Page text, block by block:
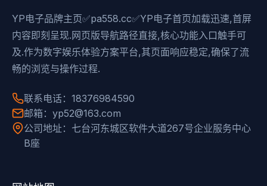
YP电子品牌主页✅pa558.cc✅YP电子首页加载迅速,首屏
内容即刻呈现.网页版导航路径直接,核心功能入口触手可
及.作为数字娱乐体验方案平台,其页面响应稳定,确保了流
畅的浏览与操作过程.
联系电话：18376984590
邮箱：yp52@163.com
公司地址：七台河东城区软件大道267号企业服务中心
B座